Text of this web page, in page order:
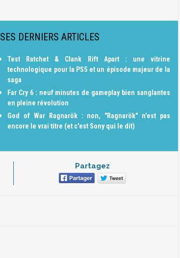
SES DERNIERS ARTICLES
Test Ratchet & Clank Rift Apart : une vitrine
technologique pour la PS5 et un épisode majeur de la
saga
Far Cry 6 : neuf minutes de gameplay bien sanglantes
en pleine révolution
God of War Ragnarök : non, "Ragnarök" n'est pas
encore le vrai titre (et c'est Sony qui le dit)
Partagez